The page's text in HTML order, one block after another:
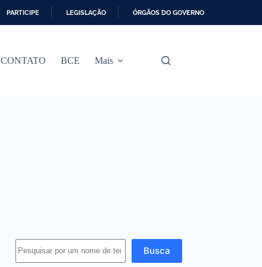
PARTICIPE LEGISLAÇÃO ÓRGÃOS DO GOVERNO
CONTATO BCE Mais
Busca